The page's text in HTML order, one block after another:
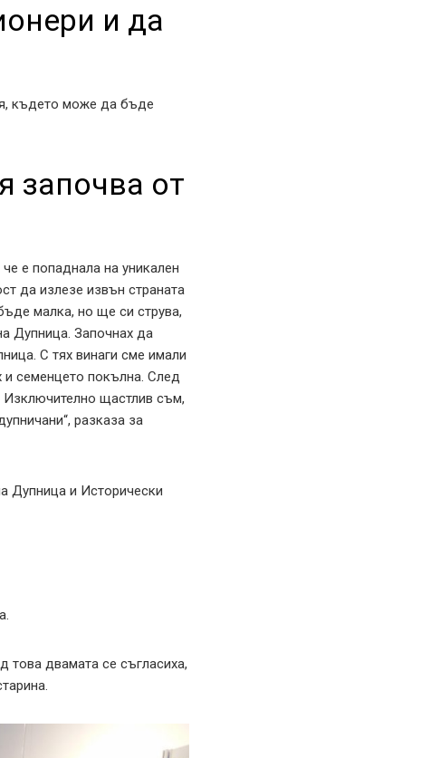
и да
където може да бъде
започва от
е попаднала на уникален
да излезе извън страната
малка, но ще си струва,
Дупница. Започнах да
С тях винаги сме имали
и семенцето покълна. След
Изключително щастлив съм,
разказа за
Дупница и Исторически
това двамата се съгласиха,